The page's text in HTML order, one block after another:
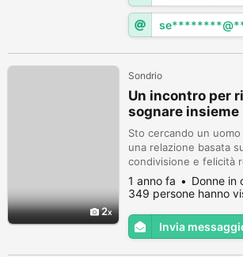
2
Sondrio
Un incontro per
sognare insieme
Sto cercando un
una relazione basata
condivisione e felicità
1 anno fa
Donne in
349 persone hanno
Invia